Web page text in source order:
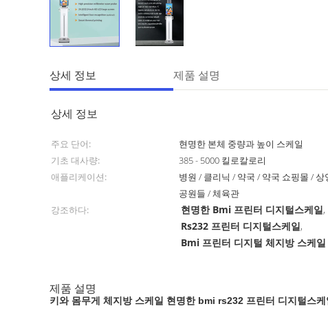
상세 정보 제품 설명
상세 정보
주요 단어: 현명한 본체 중량과 높이 스케일
기초 대사량:
385 - 5000 킬로칼로리
애플리케이션:
병원 / 클리닉 / 약국 / 약국 쇼핑몰 /
공원들 / 체육관
강조하다: 현명한 Bmi 프린터 디지털스케일,
Rs232 프린터 디지털스케일,
Bmi 프린터 디지털 체지방 스케일
제품 설명
키와 몸무게 체지방 스케일 현명한 bmi rs232 프린터 디지털스케